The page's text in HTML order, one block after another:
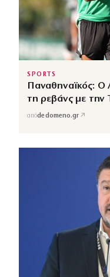
SPORTS
Παναθηναϊκός: Ο
τη ρεβάνς με
απόdedomeno.gr ↗